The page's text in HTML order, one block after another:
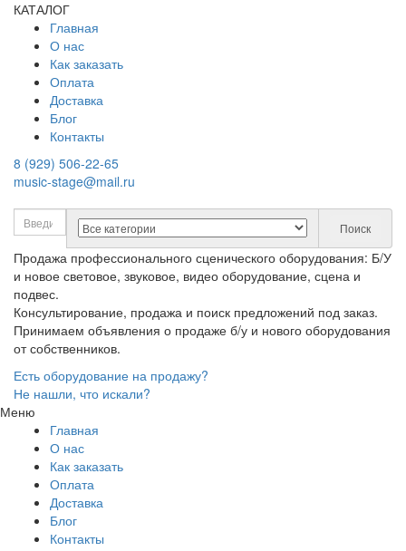
КАТАЛОГ
Главная
О нас
Как заказать
Оплата
Доставка
Блог
Контакты
8 (929) 506-22-65
music-stage@mail.ru
Поиск
Продажа профессионального сценического оборудования: Б/У
и новое световое, звуковое, видео оборудование, сцена и
подвес.
Консультирование, продажа и поиск предложений под заказ.
Принимаем объявления о продаже б/у и нового оборудования
от собственников.
Есть оборудование на продажу?
Не нашли, что искали?
Меню
Главная
О нас
Как заказать
Оплата
Доставка
Блог
Контакты